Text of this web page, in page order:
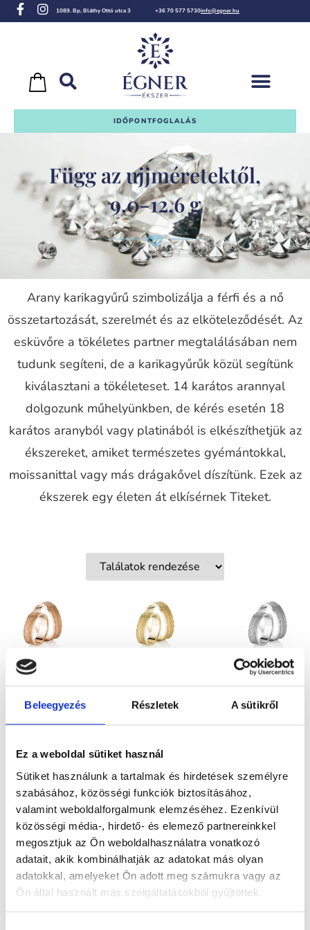
Beleegyezés Részletek A sütikről
Ez a weboldal sütiket használ
Sütiket használunk a tartalmak és hirdetések személyre
szabásához, közösségi funkciók biztosításához,
valamint weboldalforgalmunk elemzéséhez. Ezenkívül
közösségi média-, hirdető- és elemező partnereinkkel
megosztjuk az Ön weboldalhasználatra vonatkozó
adatait, akik kombinálhatják az adatokat más olyan
adatokkal, amelyeket Ön adott meg számukra vagy az
Ön által használt más szolgáltatásokból gyűjtöttek.
1089. Bp, Bláthy Ottó utca 3 +36 70 577 5730info@egner.hu
IDŐPONTFOGLALÁS
Függ az ujjméretektől,
9,0-12,6 g
Arany karikagyűrű szimbolizálja a férfi és a nő
összetartozását, szerelmét és az elköteleződését. Az
esküvőre a tökéletes partner megtalálásában nem
tudunk segíteni, de a karikagyűrűk közül segítünk
kiválasztani a tökéleteset. 14 karátos arannyal
dolgozunk műhelyünkben, de kérés esetén 18
karátos aranyból vagy platinából is elkészíthetjük az
ékszereket, amiket természetes gyémántokkal,
moissanittal vagy más drágakővel díszítünk. Ezek az
ékszerek egy életen át elkísérnek Titeket.
SAO
PAULO
karikagyűrű
pár
PAULO
karikagyűrű
pár
SAO
PAULO
pár